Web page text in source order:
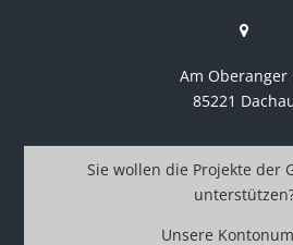
Am Oberanger
85221
Sie wollen die Projekte der
Unsere